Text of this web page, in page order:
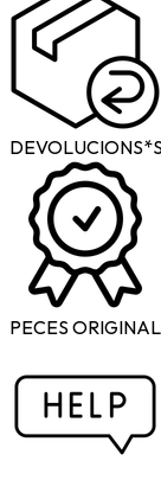
DEVOLUCIONS*
PECES